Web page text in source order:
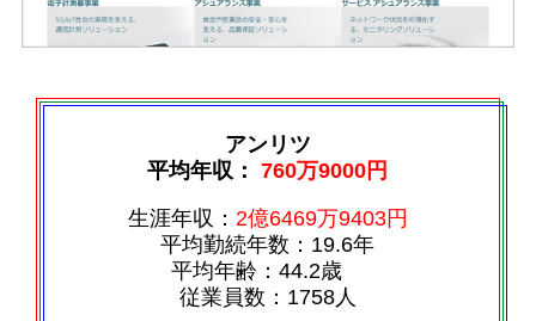
アンリツ
平均年収：760万9000円
生涯年収： 2億6469万9403円
平均勤続年数：19.6年
平均年齢：44.2歳
従業員数：1758人